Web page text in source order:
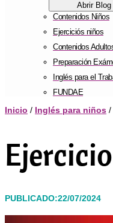
Abrir Blog
Contenidos Niños
Ejerciciós niños
Contenidos
Preparación
Inglés para el
FUNDAE
Inicio / Inglés para niños /
PUBLICADO:22/07/2024